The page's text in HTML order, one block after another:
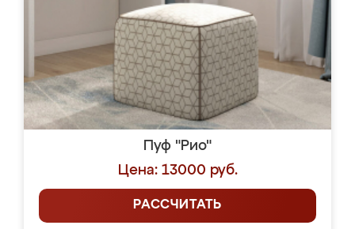
Пуф "Рио"
Цена: 13000 руб.
РАССЧИТАТЬ